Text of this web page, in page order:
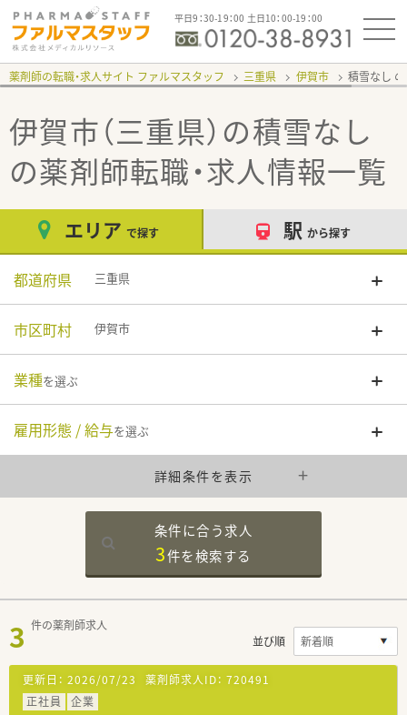
平日9：30-19：00 土日10：00-19：00
薬剤師の転職・求人サイト ファルマスタッフ 三重県 伊賀市 積雪なし
伊賀市（三重県）の積雪なし
の薬剤師転職・求人情報一覧
エリア で探す 駅 から探す
都道府県 三重県
市区町村 伊賀市
業種を選ぶ
雇用形態 / 給与を選ぶ
詳細条件を表示
条件に合う求人
3件を検索する
3 件の薬剤師求人
並び順
更新日： 2026/07/23 薬剤師求人ID： 720491
正社員
企業